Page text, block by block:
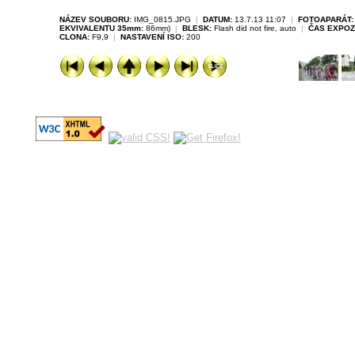
NÁZEV SOUBORU: IMG_0815.JPG | DATUM: 13.7.13 11:07 | FOTOAPARÁT:
EKVIVALENTU 35mm: 86mm) | BLESK: Flash did not fire, auto |
ČAS
CLONA: F9,9 | NASTAVENÍ ISO: 200